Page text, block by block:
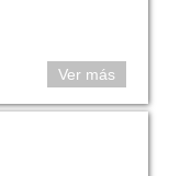
Ver más